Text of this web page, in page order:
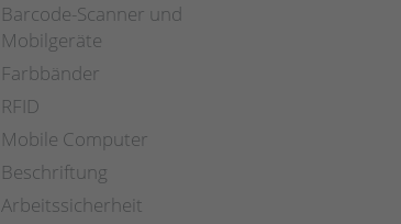
Barcode-Scanner und
Mobilgeräte
Farbbänder
RFID
Mobile Computer
Beschriftung
Arbeitssicherheit